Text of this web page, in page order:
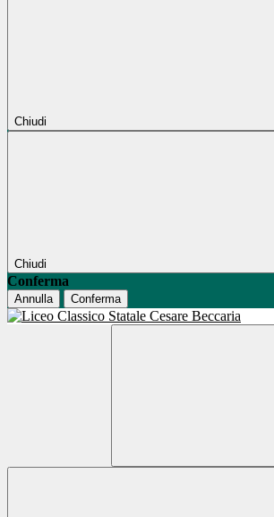
Chiudi
Chiudi
Conferma
Annulla Conferma